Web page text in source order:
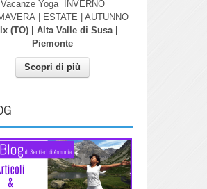
Vacanze Yoga INVERNO
| ESTATE | AUTUNNO
(TO) | Alta Valle di Susa |
Piemonte
Scopri di più